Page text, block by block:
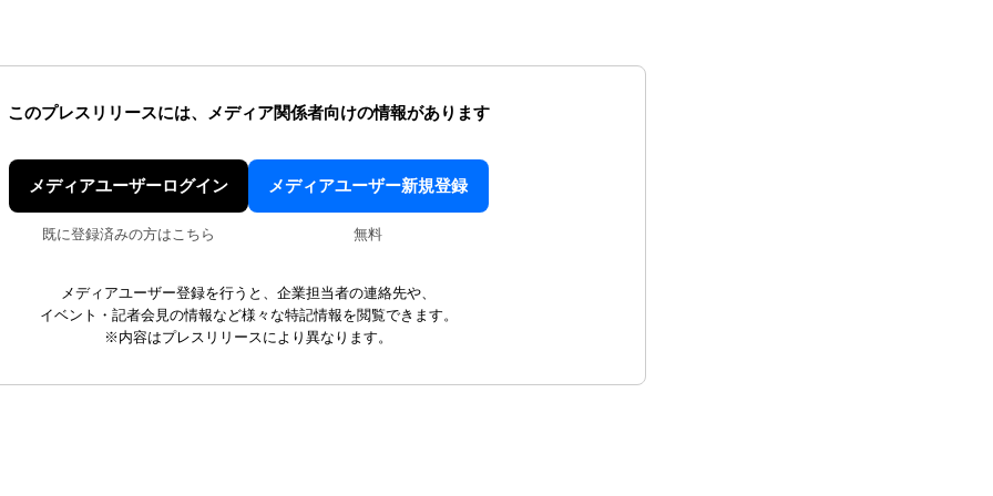
このプレスリリースには、 メディア関係者向けの情報があります
メディアユーザーログイン
既に登録済みの方はこちら
メディアユーザー新規登録
無料
メディアユーザー登録を行うと、企業担当者の連絡先や、
イベント・記者会見の情報など様々な特記情報を閲覧できます。
※内容はプレスリリースにより異なります。